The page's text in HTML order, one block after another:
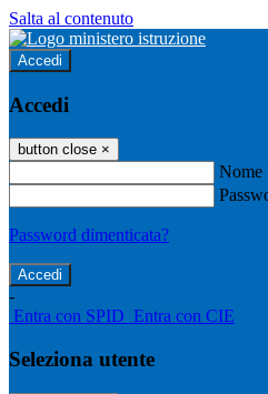
Salta al contenuto
Accedi
Accedi
button close ×
Nome
Password dimenticata?
-
Entra con SPID Entra con CIE
Seleziona utente